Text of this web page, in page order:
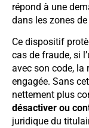
répond à une
dans les zones
Ce dispositif
cas de fraude, si
avec son code, la
engagée. Sans
nettement plus
désactiver ou
juridique du